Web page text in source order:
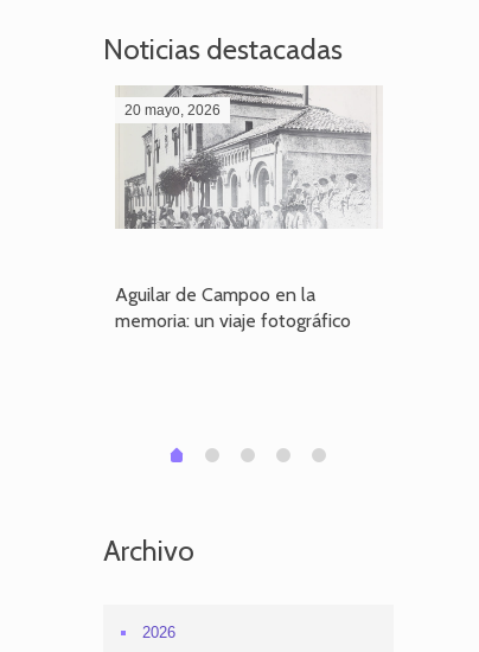
Noticias destacadas
20 mayo, 2026
Aguilar de Campoo en la
memoria: un viaje fotográfico
0 1 2 3 4
Archivo
2026